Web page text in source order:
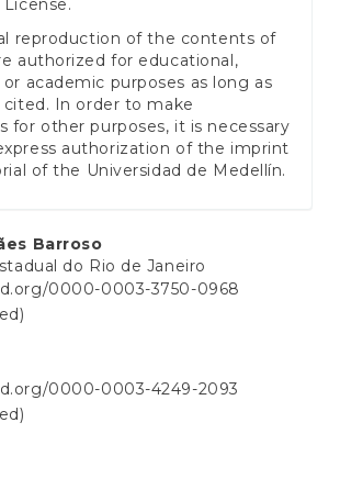
.
reproduction of the contents of
authorized for educational,
academic purposes as long as
In order to make
for other purposes, it is necessary
authorization of the imprint
of the Universidad de Medellín.
Barroso
do Rio de Janeiro
0000-0003-3750-0968
0000-0003-4249-2093